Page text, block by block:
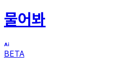
물어봐
BETA